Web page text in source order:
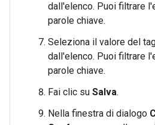
dall'elenco. Puoi filtrare
parole chiave.
Seleziona il valore del
dall'elenco. Puoi filtrare
parole chiave.
Fai clic su Salva.
Nella finestra di dialogo